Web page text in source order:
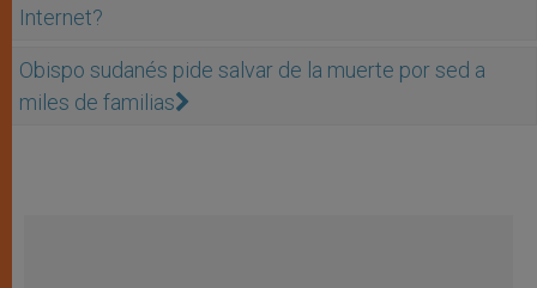
Internet?
Obispo sudanés pide salvar de la muerte por sed a
miles de familias